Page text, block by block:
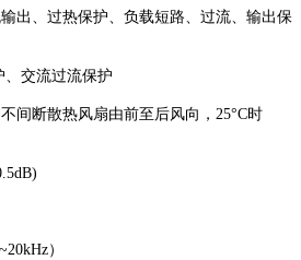
出、过热保护、负载短路、过流、输出保
交流过流保护
间断散热风扇由前至后风向，25°C时
）